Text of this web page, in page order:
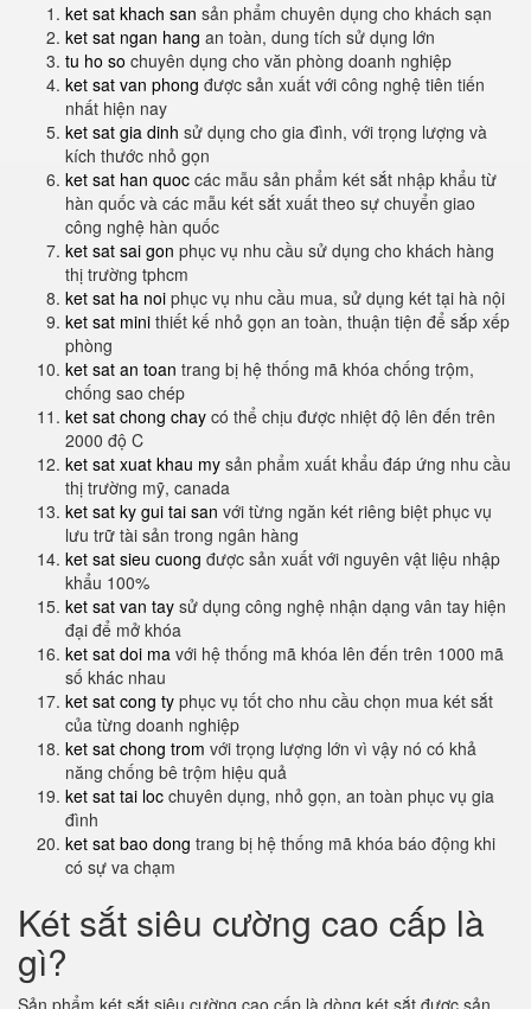
ket sat khach san sản phẩm chuyên dụng cho khách sạn
ket sat ngan hang an toàn, dung tích sử dụng lớn
tu ho so chuyên dụng cho văn phòng doanh nghiệp
ket sat van phong được sản xuất với công nghệ tiên tiến
nhất hiện nay
ket sat gia dinh sử dụng cho gia đình, với trọng lượng và
kích thước nhỏ gọn
ket sat han quoc các mẫu sản phẩm két sắt nhập khẩu từ
hàn quốc và các mẫu két sắt xuất theo sự chuyển giao
công nghệ hàn quốc
ket sat sai gon phục vụ nhu cầu sử dụng cho khách hàng
thị trường tphcm
ket sat ha noi phục vụ nhu cầu mua, sử dụng két tại hà nội
ket sat mini thiết kế nhỏ gọn an toàn, thuận tiện để sắp xếp
phòng
ket sat an toan trang bị hệ thống mã khóa chống trộm,
chống sao chép
ket sat chong chay có thể chịu được nhiệt độ lên đến trên
2000 độ C
ket sat xuat khau my sản phẩm xuất khẩu đáp ứng nhu cầu
thị trường mỹ, canada
ket sat ky gui tai san với từng ngăn két riêng biệt phục vụ
lưu trữ tài sản trong ngân hàng
ket sat sieu cuong được sản xuất với nguyên vật liệu nhập
khẩu 100%
ket sat van tay sử dụng công nghệ nhận dạng vân tay hiện
đại để mở khóa
ket sat doi ma với hệ thống mã khóa lên đến trên 1000 mã
số khác nhau
ket sat cong ty phục vụ tốt cho nhu cầu chọn mua két sắt
của từng doanh nghiệp
ket sat chong trom với trọng lượng lớn vì vậy nó có khả
năng chống bê trộm hiệu quả
ket sat tai loc chuyên dụng, nhỏ gọn, an toàn phục vụ gia
đình
ket sat bao dong trang bị hệ thống mã khóa báo động khi
có sự va chạm
Két sắt siêu cường cao cấp là
gì?
Sản phẩm két sắt siêu cường cao cấp là dòng két sắt được sản